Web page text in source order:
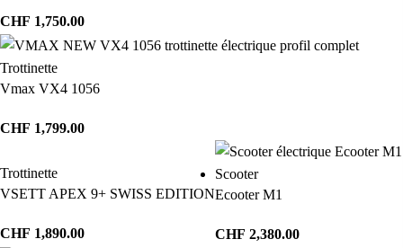
CHF 1,750.00
Trottinette
Vmax VX4 1056
CHF 1,799.00
Trottinette
VSETT APEX 9+ SWISS EDITION
CHF 1,890.00
Scooter
Ecooter M1
CHF 2,380.00